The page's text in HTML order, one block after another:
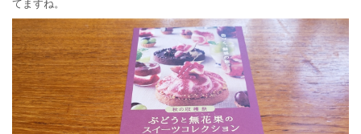
てますね。